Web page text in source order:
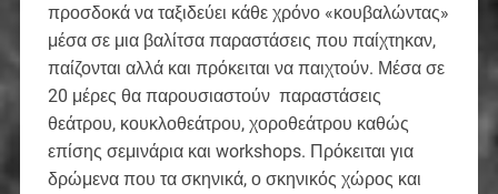
προσδοκά να ταξιδεύει κάθε χρόνο «κουβαλώντας»
μέσα σε μια βαλίτσα παραστάσεις που παίχτηκαν,
παίζονται αλλά και πρόκειται να παιχτούν. Μέσα σε
20 μέρες θα παρουσιαστούν παραστάσεις
θεάτρου, κουκλοθεάτρου, χοροθεάτρου καθώς
επίσης σεμινάρια και workshops. Πρόκειται για
δρώμενα που τα σκηνικά, ο σκηνικός χώρος και